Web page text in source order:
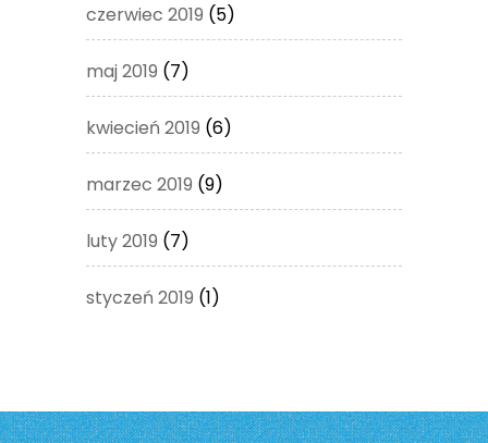
czerwiec 2019 (5)
maj 2019 (7)
kwiecień 2019 (6)
marzec 2019 (9)
luty 2019 (7)
styczeń 2019 (1)